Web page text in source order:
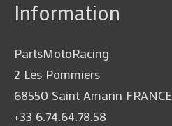
Information
PartsMotoRacing
2 Les Pommiers
68550 Saint Amarin FRANCE
+33 6.74.64.78.58